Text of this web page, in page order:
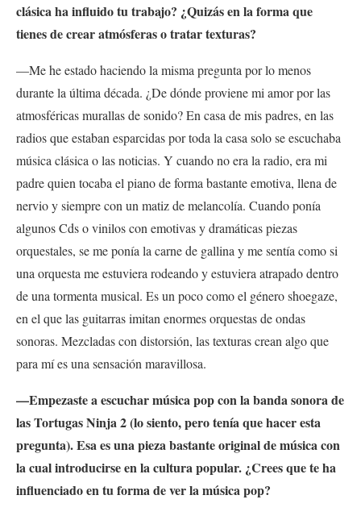
clásica ha influido tu trabajo? ¿Quizás en la forma que
tienes de crear atmósferas o tratar texturas?
—Me he estado haciendo la misma pregunta por lo menos
durante la última década. ¿De dónde proviene mi amor por las
atmosféricas murallas de sonido? En casa de mis padres, en las
radios que estaban esparcidas por toda la casa solo se escuchaba
música clásica o las noticias. Y cuando no era la radio, era mi
padre quien tocaba el piano de forma bastante emotiva, llena de
nervio y siempre con un matiz de melancolía. Cuando ponía
algunos Cds o vinilos con emotivas y dramáticas piezas
orquestales, se me ponía la carne de gallina y me sentía como si
una orquesta me estuviera rodeando y estuviera atrapado dentro
de una tormenta musical. Es un poco como el género shoegaze,
en el que las guitarras imitan enormes orquestas de ondas
sonoras. Mezcladas con distorsión, las texturas crean algo que
para mí es una sensación maravillosa.
—Empezaste a escuchar música pop con la banda sonora de
las Tortugas Ninja 2 (lo siento, pero tenía que hacer esta
pregunta). Esa es una pieza bastante original de música con
la cual introducirse en la cultura popular. ¿Crees que te ha
influenciado en tu forma de ver la música pop?